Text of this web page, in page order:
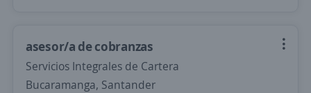
asesor/a de cobranzas
Servicios Integrales de Cartera
Bucaramanga, Santander